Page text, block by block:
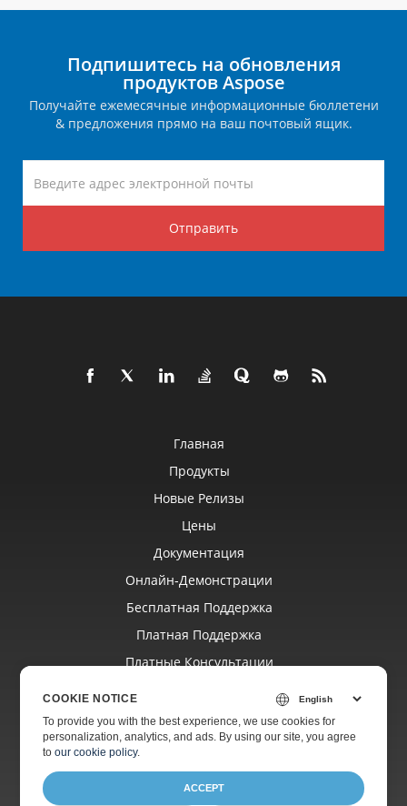
Подпишитесь на обновления
продуктов Aspose
Получайте ежемесячные информационные бюллетени
& предложения прямо на ваш почтовый ящик.
Отправить
Главная
Продукты
Новые Релизы
Цены
Документация
Онлайн‑демонстрации
Бесплатная Поддержка
Платная Поддержка
Платные Консультации
Веб‑сайты
О Компании
COOKIE NOTICE
To provide you with the best experience, we use cookies for
personalization, analytics, and ads. By using our site, you agree
toour cookie policy.
ACCEPT